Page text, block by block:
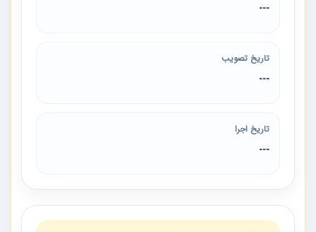
---
تاریخ تصویب
---
تاریخ اجرا
---